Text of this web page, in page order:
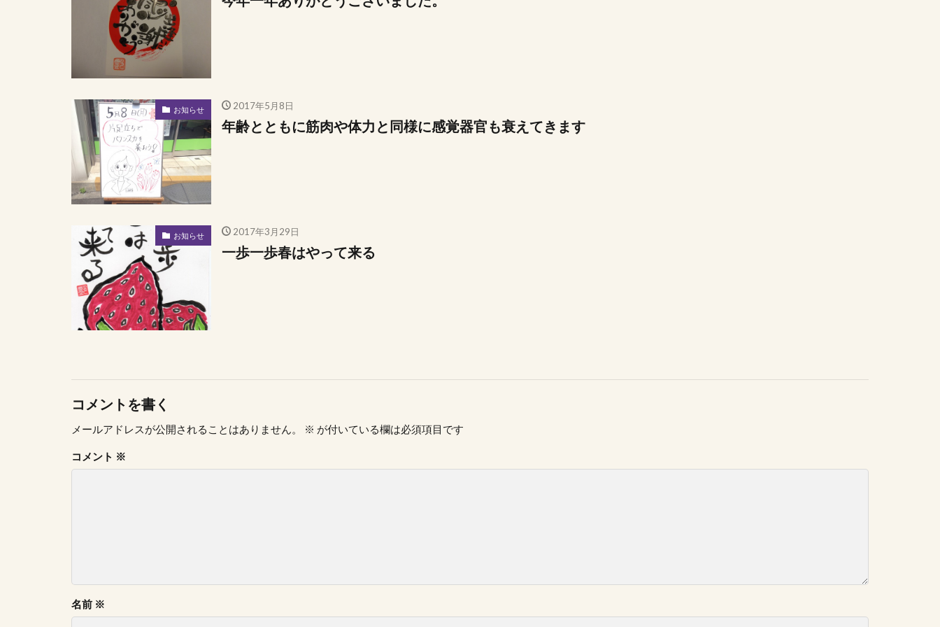
お知らせ 2017年5月8日
年齢とともに筋肉や体力と同様に感覚器官も衰えてきます
お知らせ 2017年3月29日
一歩一歩春はやって来る
コメントを書く
メールアドレスが公開されることはありません。 ※ が付いている欄は必須項目です
コメント ※
名前 ※